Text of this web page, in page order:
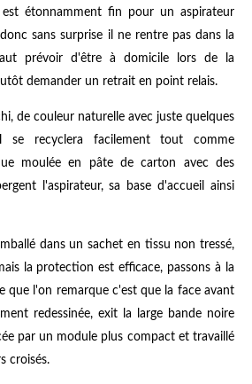
est étonnamment fin pour un aspirateur
sans surprise il ne rentre pas dans la
prévoir d'être à domicile lors de la
demander un retrait en point relais.
de couleur naturelle avec juste quelques
se recyclera facilement tout comme
moulée en pâte de carton avec des
l'aspirateur, sa base d'accueil ainsi
dans un sachet en tissu non tressé,
la protection est efficace, passons à la
que l'on remarque c'est que la face avant
redessinée, exit la large bande noire
par un module plus compact et travaillé
croisés.